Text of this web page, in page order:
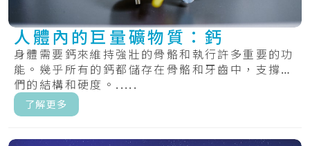
人體內的巨量礦物質：鈣
身體需要鈣來維持強壯的骨骼和執行許多重要的功
能。幾乎所有的鈣都儲存在骨骼和牙齒中，支撐它
們的結構和硬度。.....
了解更多